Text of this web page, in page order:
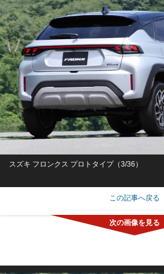
スズキ フロンクス プロトタイプ（3/36）
この記事へ戻る